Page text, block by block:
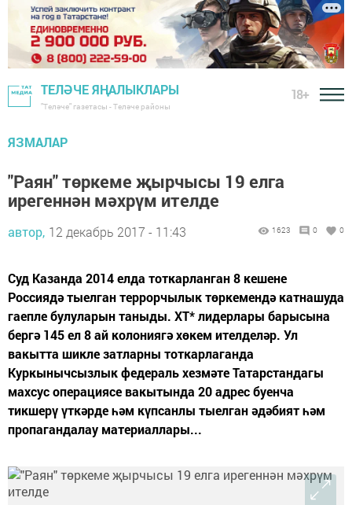
ТЕЛӘЧЕ ЯҢАЛЫКЛАРЫ
"Теләче" газетасы - Теләче районы
18+
ЯЗМАЛАР
"Раян" төркеме җырчысы 19 елга
ирегеннән мәхрүм ителде
автор, 12 декабрь 2017 - 11:43 1623 0 0
Суд Казанда 2014 елда тоткарланган 8 кешене
Россиядә тыелган террорчылык төркемендә катнашуда
гаепле булуларын таныды. ХТ* лидерлары барысына
бергә 145 ел 8 ай колониягә хөкем ителделәр. Ул
вакытта шикле затларны тоткарлаганда
Куркынычсызлык федераль хезмәте Татарстандагы
махсус операциясе вакытында 20 адрес буенча
тикшерү үткәрде һәм күпсанлы тыелган әдәбият һәм
пропагандалау материаллары...